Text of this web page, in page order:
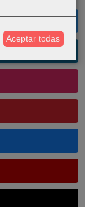
Aceptar todas